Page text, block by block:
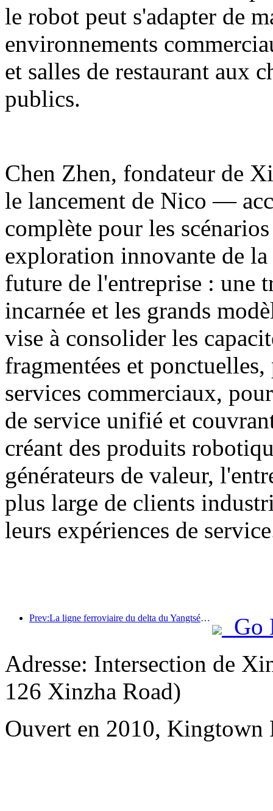
le robot peut s'adapter de
environnements
et salles de restaurant aux
publics.
Chen Zhen, fondateur de
le lancement de Nico —
complète pour les
exploration innovante de
future de l'entreprise : une
incarnée et les grands
vise à consolider les
fragmentées et ponctuelles,
services commerciaux,
de service unifié et
créant des produits
générateurs de valeur,
plus large de clients
leurs expériences de
Prev:La ligne ferroviaire du delta du Yangtsé a transporté plus de 21,38 millions de passagers pendant les vacances du 1er mai.
Go
Adresse: Intersection de
126 Xinzha Road)
Ouvert en 2010, Kingtown